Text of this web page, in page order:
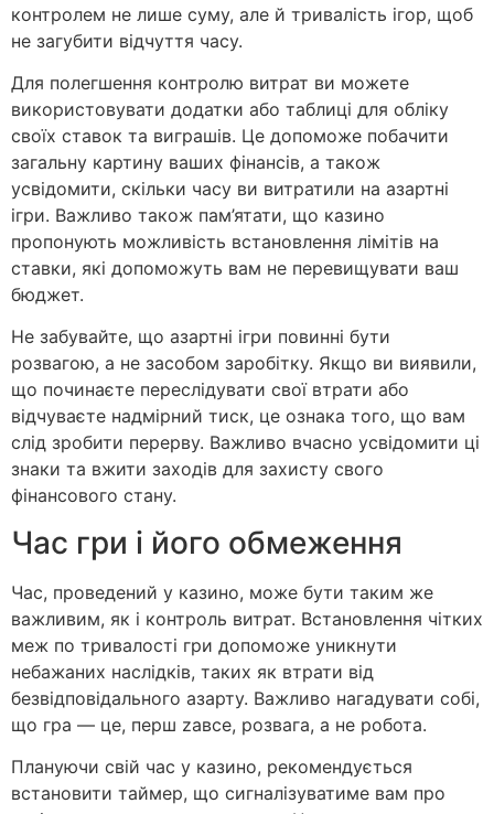
контролем не лише суму, але й тривалість ігор, щоб
не загубити відчуття часу.
Для полегшення контролю витрат ви можете
використовувати додатки або таблиці для обліку
своїх ставок та виграшів. Це допоможе побачити
загальну картину ваших фінансів, а також
усвідомити, скільки часу ви витратили на азартні
ігри. Важливо також пам’ятати, що казино
пропонують можливість встановлення лімітів на
ставки, які допоможуть вам не перевищувати ваш
бюджет.
Не забувайте, що азартні ігри повинні бути
розвагою, а не засобом заробітку. Якщо ви виявили,
що починаєте переслідувати свої втрати або
відчуваєте надмірний тиск, це ознака того, що вам
слід зробити перерву. Важливо вчасно усвідомити ці
знаки та вжити заходів для захисту свого
фінансового стану.
Час гри і його обмеження
Час, проведений у казино, може бути таким же
важливим, як і контроль витрат. Встановлення чітких
меж по тривалості гри допоможе уникнути
небажаних наслідків, таких як втрати від
безвідповідального азарту. Важливо нагадувати собі,
що гра — це, перш zaвсе, розвага, а не робота.
Плануючи свій час у казино, рекомендується
встановити таймер, що сигналізуватиме вам про